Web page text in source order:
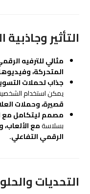
التأثير
مثالي للترفيه
المتحركة،
جذاب لحملات
يمكن استخدام
قصيرة، وحملات
مصمم ليتكامل مع
بسلاسةمع
الرقمي التفاعلي.
التحديات